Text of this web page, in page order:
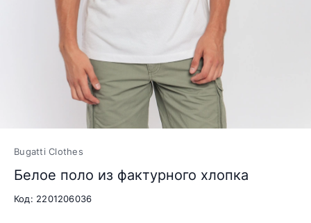
Bugatti Clothes
Белое поло из фактурного хлопка
Код: 2201206036